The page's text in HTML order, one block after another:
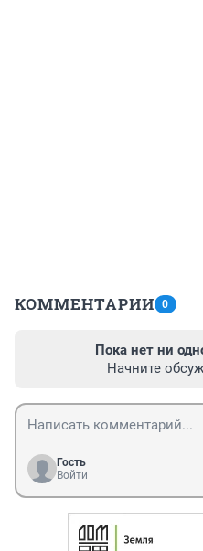
КОММЕНТАРИИ 0
Пока нет ни
Начните
Гость
Войти